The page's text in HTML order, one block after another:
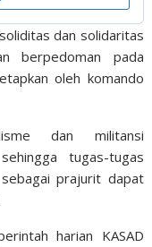
dan solidaritas
berpedoman pada
oleh komando
dan militansi
tugas-tugas
prajurit dapat
harian KASAD